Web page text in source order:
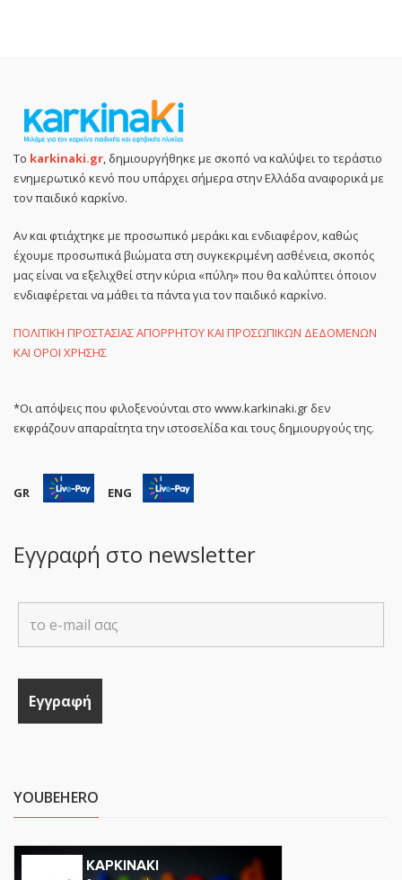
Το karkinaki.gr , δημιουργήθηκε με σκοπό να καλύψει το τεράστιο
ενημερωτικό κενό που υπάρχει σήμερα στην Ελλάδα αναφορικά με
τον παιδικό καρκίνο.
Αν και φτιάχτηκε με προσωπικό μεράκι και ενδιαφέρον, καθώς
έχουμε προσωπικά βιώματα στη συγκεκριμένη ασθένεια, σκοπός
μας είναι να εξελιχθεί στην κύρια «πύλη» που θα καλύπτει όποιον
ενδιαφέρεται να μάθει τα πάντα για τον παιδικό καρκίνο.
ΠΟΛΙΤΙΚΗ ΠΡΟΣΤΑΣΙΑΣ ΑΠΟΡΡΗΤΟΥ ΚΑΙ ΠΡΟΣΩΠΙΚΩΝ ΔΕΔΟΜΕΝΩΝ
ΚΑΙ ΟΡΟΙ ΧΡΗΣΗΣ
*Οι απόψεις που φιλοξενούνται στο www.karkinaki.gr δεν
εκφράζουν απαραίτητα την ιστοσελίδα και τους δημιουργούς της.
GR ENG
Εγγραφή στο newsletter
YOUBEHERO